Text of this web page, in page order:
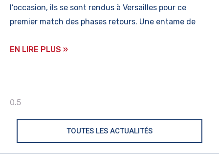
l’occasion, ils se sont rendus à Versailles pour ce
premier match des phases retours. Une entame de
EN LIRE PLUS »
TOUTES LES ACTUALITÉS